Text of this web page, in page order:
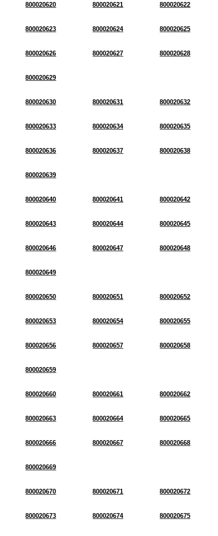
800020620 800020621 800020622
800020623 800020624 800020625
800020626 800020627 800020628
800020629
800020630 800020631 800020632
800020633 800020634 800020635
800020636 800020637 800020638
800020639
800020640 800020641 800020642
800020643 800020644 800020645
800020646 800020647 800020648
800020649
800020650 800020651 800020652
800020653 800020654 800020655
800020656 800020657 800020658
800020659
800020660 800020661 800020662
800020663 800020664 800020665
800020666 800020667 800020668
800020669
800020670 800020671 800020672
800020673 800020674 800020675